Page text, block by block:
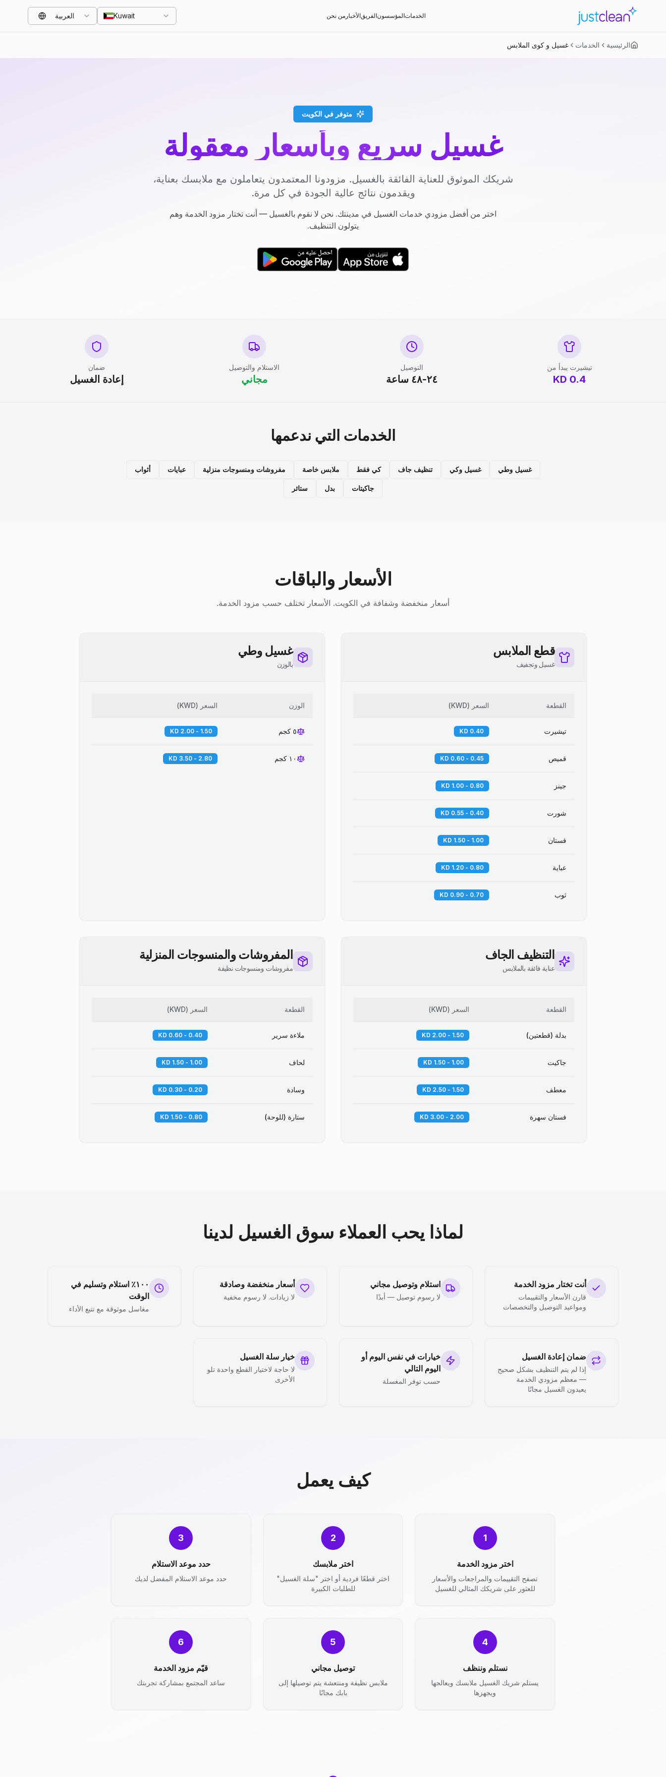
الخدماتالمؤسسونالفريقالأخبار من نحن Kuwait العربية
الرئيسية الخدمات غسيل و كوى الملابس
متوفر في الكويت
غسيل سريع وبأسعار معقولة
شريكك الموثوق للعناية الفائقة بالغسيل. مزودونا المعتمدون يتعاملون مع ملابسك بعناية،
ويقدمون نتائج عالية الجودة في كل مرة.
اختر من أفضل مزودي خدمات الغسيل في مدينتك. نحن لا نقوم بالغسيل — أنت تختار مزود الخدمة وهم
يتولون التنظيف.
تيشيرت يبدأ من
0.4
KD
التوصيل
٢٤-٤٨ ساعة
الاستلام والتوصيل
مجاني
ضمان
إعادة الغسيل
الخدمات التي ندعمها
غسيل وطي غسيل وكي تنظيف جاف كي فقط ملابس خاصة مفروشات ومنسوجات منزلية عبايات أثواب
جاكيتات بدل ستائر
الأسعار والباقات
أسعار منخفضة وشفافة في الكويت. الأسعار تختلف حسب مزود الخدمة.
قطع الملابس
غسيل وتجفيف
القطعة السعر (
KWD
)
تيشيرت 0.40 KD
قميص 0.45 - 0.60 KD
جينز 0.80 - 1.00 KD
شورت 0.40 - 0.55 KD
فستان 1.00 - 1.50 KD
عباية 0.80 - 1.20 KD
ثوب 0.70 - 0.90 KD
غسيل وطي
بالوزن
الوزن السعر (
KWD
)
٥ كجم 1.50 - 2.00 KD
١٠ كجم 2.80 - 3.50 KD
التنظيف الجاف
عناية فائقة بالملابس
القطعة السعر (
KWD
)
بدلة (قطعتين) 1.50 - 2.00 KD
جاكيت 1.00 - 1.50 KD
معطف 1.50 - 2.50 KD
فستان سهرة 2.00 - 3.00 KD
المفروشات والمنسوجات المنزلية
مفروشات ومنسوجات نظيفة
القطعة السعر (
KWD
)
ملاءة سرير 0.40 - 0.60 KD
لحاف 1.00 - 1.50 KD
وسادة 0.20 - 0.30 KD
ستارة (للوحة) 0.80 - 1.50 KD
لماذا يحب العملاء سوق الغسيل لدينا
أنت تختار مزود الخدمة
قارن الأسعار والتقييمات
ومواعيد التوصيل والتخصصات
استلام وتوصيل مجاني
لا رسوم توصيل — أبدًا
أسعار منخفضة وصادقة
لا زيادات. لا رسوم مخفية
١٠٠٪ استلام وتسليم في
الوقت
مغاسل موثوقة مع تتبع الأداء
ضمان إعادة الغسيل
إذا لم يتم التنظيف بشكل صحيح
— معظم مزودي الخدمة
يعيدون الغسيل مجانًا
خيارات في نفس اليوم أو
اليوم التالي
حسب توفر المغسلة
خيار سلة الغسيل
لا حاجة لاختيار القطع واحدة تلو
الأخرى
كيف يعمل
1
اختر مزود الخدمة
تصفح التقييمات والمراجعات والأسعار
للعثور على شريكك المثالي للغسيل
2
اختر ملابسك
اختر قطعًا فردية أو اختر "سلة الغسيل"
للطلبات الكبيرة
3
حدد موعد الاستلام
حدد موعد الاستلام المفضل لديك
4
نستلم وننظف
يستلم شريك الغسيل ملابسك ويعالجها
ويجهزها
5
توصيل مجاني
ملابس نظيفة ومنتعشة يتم توصيلها إلى
بابك مجانًا
6
قيّم مزود الخدمة
ساعد المجتمع بمشاركة تجربتك